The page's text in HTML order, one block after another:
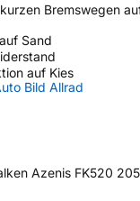
Bremswegen
Sand
auf Kies
Bild Allrad
Azenis FK520